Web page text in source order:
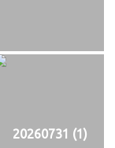
20260731 (1)